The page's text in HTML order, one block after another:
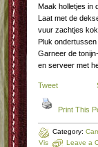
Maak holletjes in
Laat met de
vuur zachtjes
Pluk ondertussen
Garneer de
en serveer met
Tweet
Print This
Category:
Vis
Leave a